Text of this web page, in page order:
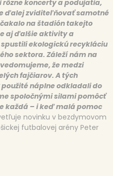
koncerty a podujatia,
ďalej zviditeľňovať samotné
na štadión takejto
aj ďalšie aktivity a
ekologickú recykláciu
sektora. Záleží nám na
že medzi
fajčiarov. A tých
náplne odkladali do
spoločnými silami pomôcť
každá – i keď malá pomoc
novinku v bezdymovom
futbalovej arény Peter